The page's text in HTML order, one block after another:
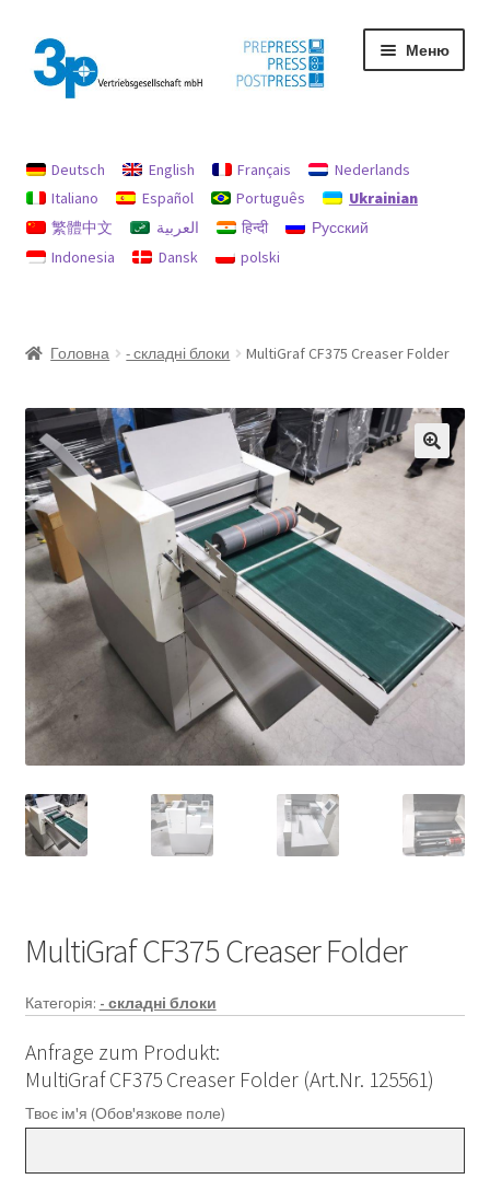
Перейти
до
навігації
Перейти
до
вмісту
Меню
My Account
Privacy Policy
Deutsch English Français
Nederlands
Italiano
Español Português
Ukrainian
繁體中文
العربية हिन्दी
Русский
Indonesia
Dansk polski
Головна - складні блоки MultiGraf CF375 Creaser Folder
MultiGraf CF375 Creaser Folder
Категорія: - складні блоки
Anfrage zum Produkt:
MultiGraf CF375 Creaser Folder (Art.Nr. 125561)
Твоє ім'я (Обов'язкове поле)